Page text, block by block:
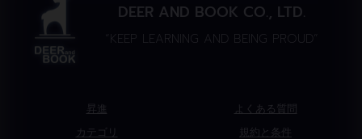
DEER AND BOOK CO., LTD.
“KEEP LEARNING AND BEING PROUD”
昇進
よくある質問
カテゴリ
規約と条件